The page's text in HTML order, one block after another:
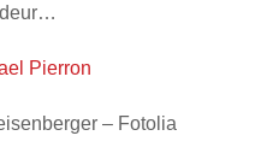
Pierron
– Fotolia